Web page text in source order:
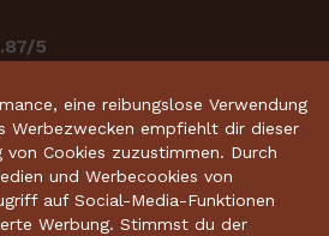
5
auf 2633bewertungen.
• Gartenkeramik •
eine reibungslose Verwendung
Werbezwecken empfiehlt dir dieser
von Cookies zuzustimmen. Durch
und Werbecookies von
auf Social-Media-Funktionen
Werbung. Stimmst du der